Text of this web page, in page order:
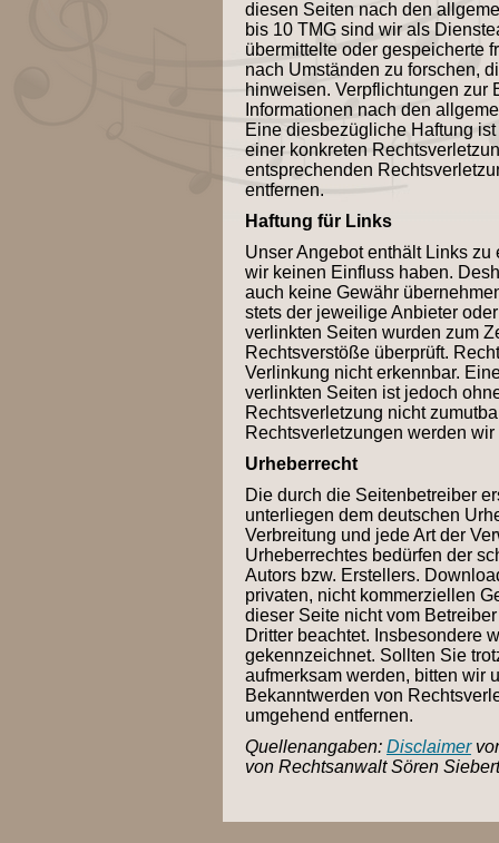
diesen Seiten nach den
bis 10 TMG sind wir als
übermittelte oder gespeicherte
nach Umständen zu forschen,
hinweisen. Verpflichtungen zur
Informationen nach den
Eine diesbezügliche Haftung
einer konkreten
entsprechenden
entfernen.
Haftung für Links
Unser Angebot enthält Links
wir keinen Einfluss haben.
auch keine Gewähr
stets der jeweilige Anbieter
verlinkten Seiten wurden zum
Rechtsverstöße überprüft.
Verlinkung nicht erkennbar.
verlinkten Seiten ist jedoch
Rechtsverletzung nicht
Rechtsverletzungen werden
Urheberrecht
Die durch die Seitenbetreiber
unterliegen dem deutschen
Verbreitung und jede Art der
Urheberrechtes bedürfen der
Autors bzw. Erstellers.
privaten, nicht kommerziellen
dieser Seite nicht vom
Dritter beachtet. Insbesondere
gekennzeichnet. Sollten Sie
aufmerksam werden, bitten wir
Bekanntwerden von
umgehend entfernen.
Quellenangaben: Disclaimer
von Rechtsanwalt Sören Siebert